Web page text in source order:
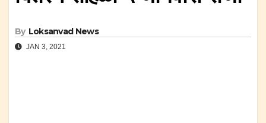
By Loksanvad News
JAN 3, 2021